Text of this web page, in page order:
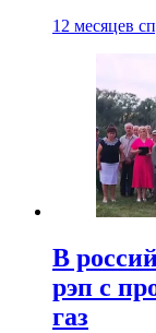
12 месяцев
В
рэп с
газ